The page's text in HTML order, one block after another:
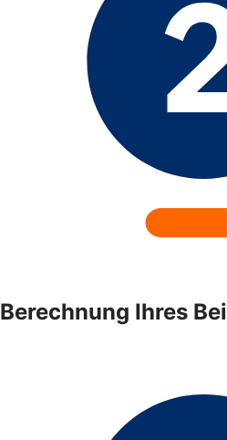
Berechnung Ihres